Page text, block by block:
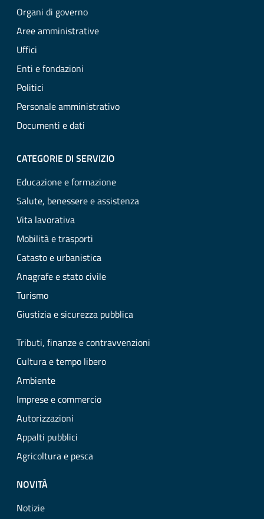
Organi di governo
Aree amministrative
Uffici
Enti e fondazioni
Politici
Personale amministrativo
Documenti e dati
CATEGORIE DI SERVIZIO
Educazione e formazione
Salute, benessere e assistenza
Vita lavorativa
Mobilità e trasporti
Catasto e urbanistica
Anagrafe e stato civile
Turismo
Giustizia e sicurezza pubblica
Tributi, finanze e contravvenzioni
Cultura e tempo libero
Ambiente
Imprese e commercio
Autorizzazioni
Appalti pubblici
Agricoltura e pesca
NOVITÀ
Notizie